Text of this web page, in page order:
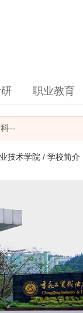
职业教育
--
技术学院 / 学校简介